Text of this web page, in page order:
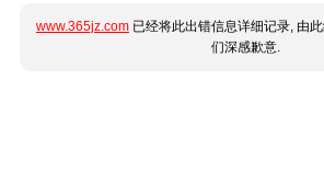
www.365jz.com 已经将此出错信息详细记录, 由
们深感歉意.